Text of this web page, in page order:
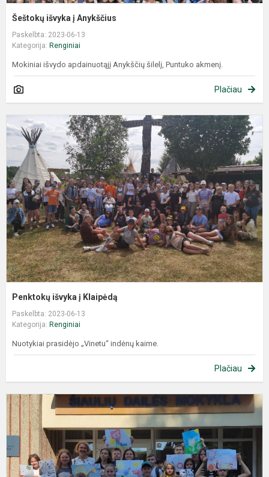
Šeštokų išvyka į Anykščius
Paskelbta: 2023-06-13
Kategorija: Renginiai
Mokiniai išvydo apdainuotąjį Anykščių šilelį, Puntuko akmenį.
Plačiau
Penktokų išvyka į Klaipėdą
Paskelbta: 2023-06-13
Kategorija: Renginiai
Nuotykiai prasidėjo „Vinetu“ indėnų kaime.
Plačiau